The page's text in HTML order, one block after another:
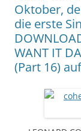
Oktober,
die erste
WANT IT
(Part 16)